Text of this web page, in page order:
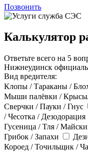
Позвонить
Калькулятор
Ответьте всего на 5
Нижнеудинск
Вид вредителя:
Клопы / Тараканы /
Мыши палёвки /
Сверчки / Пауки / Гнус
/ Чесотка / Дезодорация
Гусеница / Тля /
Грибок / Запахи
Короед / Точильщик /